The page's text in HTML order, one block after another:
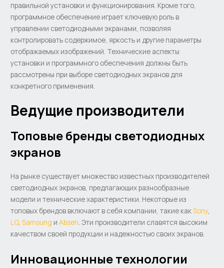
правильной установки и функционирования. Кроме того,
программное обеспечение играет ключевую роль в
управлении светодиодными экранами, позволяя
контролировать содержимое, яркость и другие параметры
отображаемых изображений. Технические аспекты
установки и программного обеспечения должны быть
рассмотрены при выборе светодиодных экранов для
конкретного применения.
Ведущие производители
Топовые бренды светодиодных
экранов
На рынке существует множество известных производителей
светодиодных экранов, предлагающих разнообразные
модели и технические характеристики. Некоторые из
топовых брендов включают в себя компании, такие какSony,
LG,Samsung иAbsen. Эти производители славятся высоким
качеством своей продукции и надежностью своих экранов.
Инновационные технологии